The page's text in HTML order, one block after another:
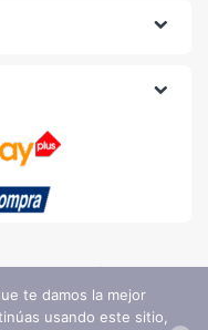
te damos la mejor
usando este sitio,